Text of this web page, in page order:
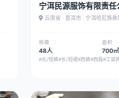
宁洱民源服饰有限责任
云南省 · 普洱市 · 宁洱哈尼族
规模
48人
面积
700㎡
#长/短裤#长/短裙#西裤#西服#工装